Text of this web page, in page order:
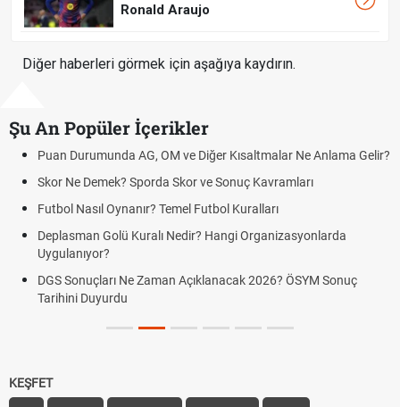
Ronald Araujo
Diğer haberleri görmek için aşağıya kaydırın.
Şu An Popüler İçerikler
Puan Durumunda AG, OM ve Diğer Kısaltmalar Ne Anlama Gelir?
Skor Ne Demek? Sporda Skor ve Sonuç Kavramları
Futbol Nasıl Oynanır? Temel Futbol Kuralları
Deplasman Golü Kuralı Nedir? Hangi Organizasyonlarda
Uygulanıyor?
DGS Sonuçları Ne Zaman Açıklanacak 2026? ÖSYM Sonuç
Tarihini Duyurdu
KEŞFET